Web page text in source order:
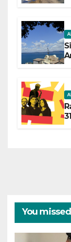
You missed